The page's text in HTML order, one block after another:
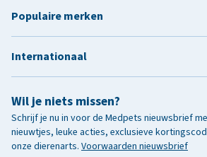
Wil je niets missen?
Schrijf je nu in voor de Medpets nieuwsbrief
nieuwtjes, leuke acties, exclusieve
onze dierenarts. Voorwaarden nieuwsbrief
Populaire merken
Internationaal